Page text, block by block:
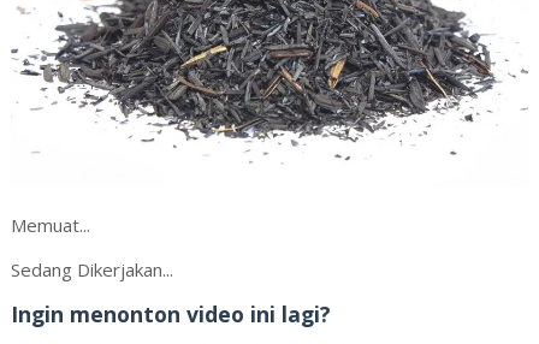
Memuat...
Sedang Dikerjakan...
Ingin menonton video ini lagi?